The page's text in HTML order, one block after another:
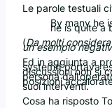
Le parole testuali
By many he
he is quite a
(Da molti
un esempio
Ed in aggiunta a
systemd portava
discussioni non si
persona
posizioni
suoi interventi.
Cosa ha risposto